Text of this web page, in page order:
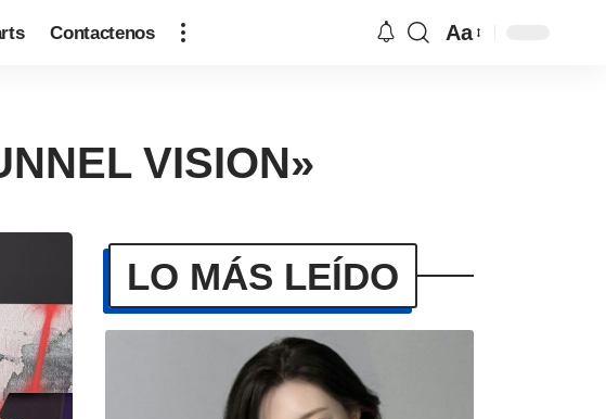
Contactenos Aa
VISION»
LO MÁS LEÍDO